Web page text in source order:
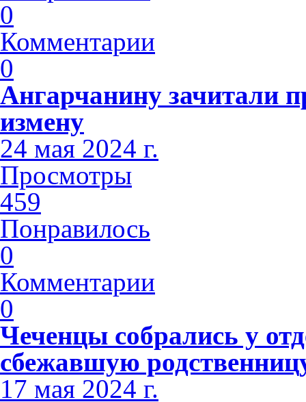
0
Комментарии
0
Ангарчанину зачитали
измену
24 мая 2024 г.
Просмотры
459
Понравилось
0
Комментарии
0
Чеченцы собрались у
сбежавшую
17 мая 2024 г.